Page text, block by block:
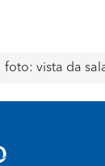
foto: vista da